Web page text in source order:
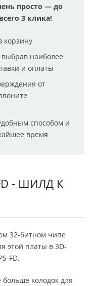
просто — до
3 клика!
корзину
наиболее
и оплаты
от
способом и
время
- ШИЛД К
32-битном чипе
этой платы в 3D-
FD.
колодок для